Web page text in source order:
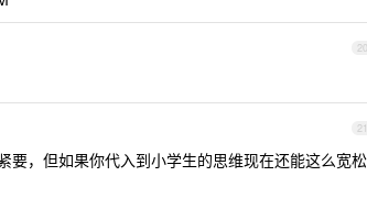
20
21
，但如果你代入到小学生的思维现在还能这么宽松